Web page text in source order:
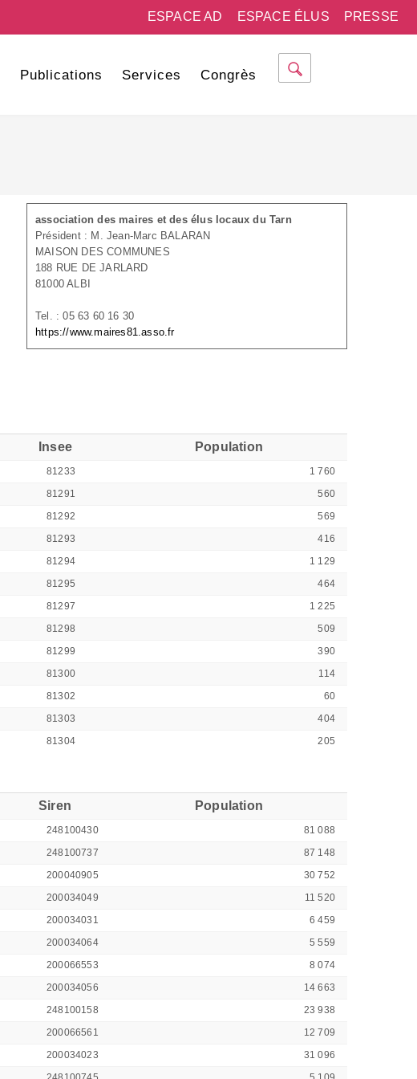
PRESSE
ESPACE ÉLUS
ESPACE AD
Publications Services Congrès
association des maires et des élus locaux du Tarn
Président : M. Jean-Marc BALARAN
MAISON DES COMMUNES
188 RUE DE JARLARD
81000 ALBI
Tel. : 05 63 60 16 30
https://www.maires81.asso.fr
Insee Population
81233
1 760
81291
560
81292
569
81293
416
81294
1 129
81295
464
81297
1 225
81298
509
81299
390
81300
114
81302
60
81303
404
81304 205
Siren Population
248100430
81 088
248100737
87 148
200040905
30 752
200034049
11 520
200034031
6 459
200034064
5 559
200066553
8 074
200034056
14 663
248100158
23 938
200066561
12 709
200034023
31 096